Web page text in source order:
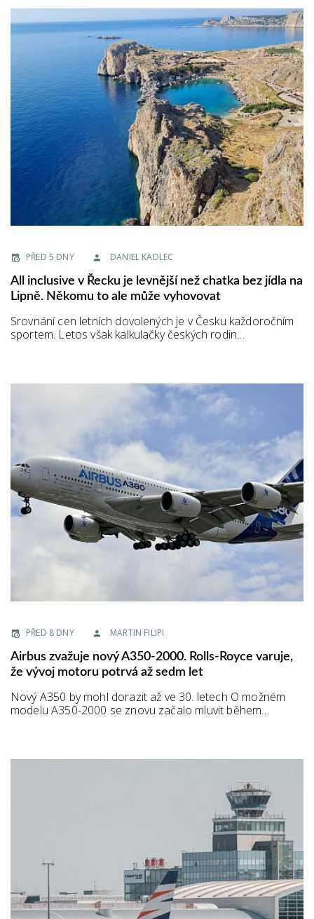
PŘED 5 DNY DANIEL KADLEC
All inclusive v Řecku je levnější než chatka bez jídla na
Lipně. Někomu to ale může vyhovovat
Srovnání cen letních dovolených je v Česku každoročním
sportem. Letos však kalkulačky českých rodin…
PŘED 8 DNY MARTIN FILIPI
Airbus zvažuje nový A350-2000. Rolls-Royce varuje,
že vývoj motoru potrvá až sedm let
Nový A350 by mohl dorazit až ve 30. letech O možném
modelu A350-2000 se znovu začalo mluvit během…